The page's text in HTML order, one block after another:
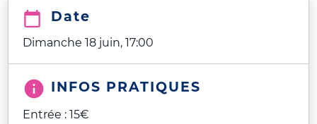
Date
Dimanche 18 juin, 17:00
INFOS PRATIQUES
Entrée : 15€